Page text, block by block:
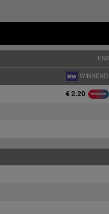
WINNEND
€ 2.20